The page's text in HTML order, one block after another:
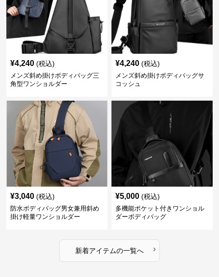
¥4,240 (税込)
メンズ斜め掛けボディバッグ三
角型ワンショルダー
¥4,240 (税込)
メンズ斜め掛けボディバッグサ
コッシュ
¥3,040 (税込)
防水ボディバッグ男女兼用斜め
掛け軽量ワンショルダー
¥5,000 (税込)
多機能ポケット付きワンショル
ダーボディバッグ
新着アイテムの一覧へ ›